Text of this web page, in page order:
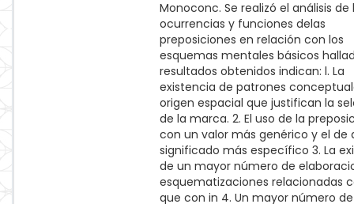
Monoconc. Se realizó el análisis de
ocurrencias y funciones delas
preposiciones en relación con los
esquemas mentales básicos
resultados obtenidos indican: l. La
existencia de patrones
origen espacial que justifican la
de la marca. 2. El uso de la
con un valor más genérico y el de
significado más específico 3. La
de un mayor número de
esquematizaciones relacionadas
que con in 4. Un mayor número de